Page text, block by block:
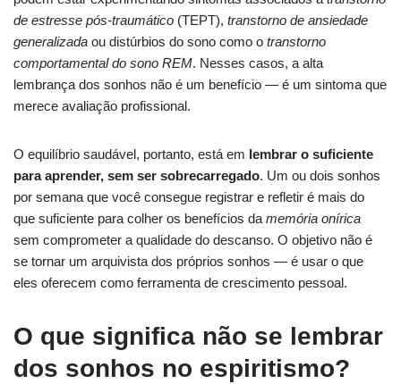
de estresse pós-traumático (TEPT), transtorno de ansiedade
generalizada ou distúrbios do sono como o transtorno
comportamental do sono REM. Nesses casos, a alta
lembrança dos sonhos não é um benefício — é um sintoma que
merece avaliação profissional.
O equilíbrio saudável, portanto, está em lembrar o suficiente
para aprender, sem ser sobrecarregado. Um ou dois sonhos
por semana que você consegue registrar e refletir é mais do
que suficiente para colher os benefícios da memória onírica
sem comprometer a qualidade do descanso. O objetivo não é
se tornar um arquivista dos próprios sonhos — é usar o que
eles oferecem como ferramenta de crescimento pessoal.
O que significa não se lembrar
dos sonhos no espiritismo?